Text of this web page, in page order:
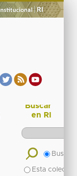
Buscar
en RI
Buscar
Esta